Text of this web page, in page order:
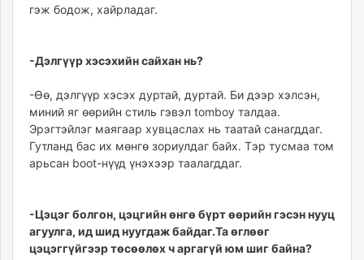
гэж бодож, хайрладаг.
-Дэлгүүр хэсэхийн сайхан нь?
-Өө, дэлгүүр хэсэх дуртай, дуртай. Би дээр хэлсэн,
миний яг өөрийн стиль гэвэл tomboy талдаа.
Эрэгтэйлэг маягаар хувцаслах нь таатай санагддаг.
Гутланд бас их мөнгө зориулдаг байх. Тэр тусмаа том
арьсан boot-нүүд үнэхээр таалагддаг.
-Цэцэг болгон, цэцгийн өнгө бүрт өөрийн гэсэн нууц
агуулга, ид шид нуугдаж байдаг.Та өглөөг
цэцэггүйгээр төсөөлөх ч аргагүй юм шиг байна?